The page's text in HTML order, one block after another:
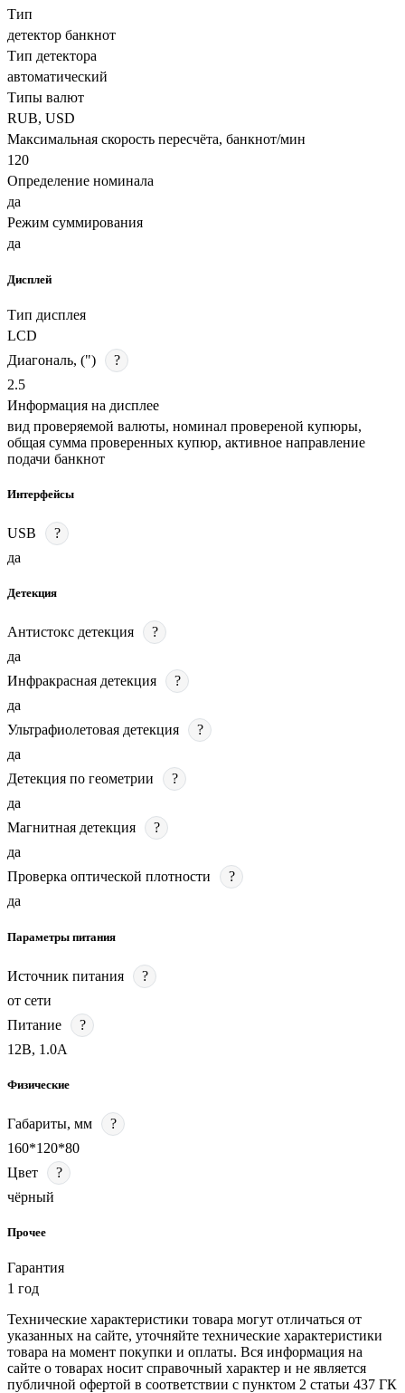
Тип
детектор банкнот
Тип детектора
автоматический
Типы валют
RUB, USD
Максимальная скорость пересчёта, банкнот/мин
120
Определение номинала
да
Режим суммирования
да
Дисплей
Тип дисплея
LCD
Диагональ, (")
?
2.5
Информация на дисплее
вид проверяемой валюты, номинал провереной купюры,
общая сумма проверенных купюр, активное направление
подачи банкнот
Интерфейсы
USB
?
да
Детекция
Антистокс детекция
?
да
Инфракрасная детекция
?
да
Ультрафиолетовая детекция
?
да
Детекция по геометрии
?
да
Магнитная детекция
?
да
Проверка оптической плотности
?
да
Параметры питания
Источник питания
?
от сети
Питание
?
12В, 1.0A
Физические
Габариты, мм
?
160*120*80
Цвет
?
чёрный
Прочее
Гарантия
1 год
Технические характеристики товара могут отличаться от
указанных на сайте, уточняйте технические характеристики
товара на момент покупки и оплаты. Вся информация на
сайте о товарах носит справочный характер и не является
публичной офертой в соответствии с пунктом 2 статьи 437 ГК